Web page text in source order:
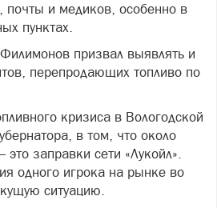
почты и медиков, особенно в
пунктах.
призвал выявлять и
перепродающих топливо по
кризиса в Вологодской
в том, что около
заправки сети «Лукойл».
одного игрока на рынке во
ситуацию.